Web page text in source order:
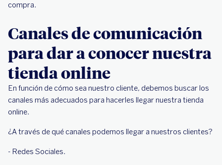
compra.
Canales de comunicación
para dar a conocer nuestra
tienda online
En función de cómo sea nuestro cliente, debemos buscar los
canales más adecuados para hacerles llegar nuestra tienda
online.
¿A través de qué canales podemos llegar a nuestros clientes?
- Redes Sociales.